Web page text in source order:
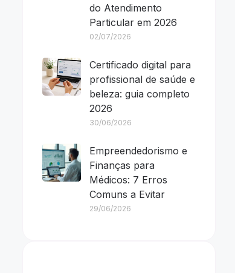
do Atendimento
Particular em 2026
02/07/2026
Certificado digital para
profissional de saúde e
beleza: guia completo
2026
30/06/2026
Empreendedorismo e
Finanças para
Médicos: 7 Erros
Comuns a Evitar
29/06/2026